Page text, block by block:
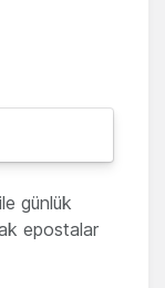
günlük
epostalar